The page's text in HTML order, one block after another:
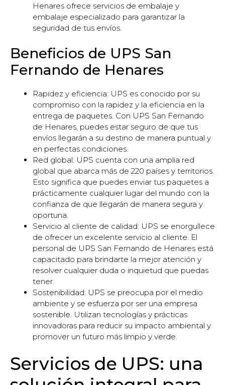
Henares ofrece servicios de embalaje y
embalaje especializado para garantizar la
seguridad de tus envíos.
Beneficios de UPS San
Fernando de Henares
Rapidez y eficiencia: UPS es conocido por su
compromiso con la rapidez y la eficiencia en la
entrega de paquetes. Con UPS San Fernando
de Henares, puedes estar seguro de que tus
envíos llegarán a su destino de manera puntual y
en perfectas condiciones.
Red global: UPS cuenta con una amplia red
global que abarca más de 220 países y territorios.
Esto significa que puedes enviar tus paquetes a
prácticamente cualquier lugar del mundo con la
confianza de que llegarán de manera segura y
oportuna.
Servicio al cliente de calidad: UPS se enorgullece
de ofrecer un excelente servicio al cliente. El
personal de UPS San Fernando de Henares está
capacitado para brindarte la mejor atención y
resolver cualquier duda o inquietud que puedas
tener.
Sostenibilidad: UPS se preocupa por el medio
ambiente y se esfuerza por ser una empresa
sostenible. Utilizan tecnologías y prácticas
innovadoras para reducir su impacto ambiental y
promover un futuro más limpio y verde.
Servicios de UPS: una